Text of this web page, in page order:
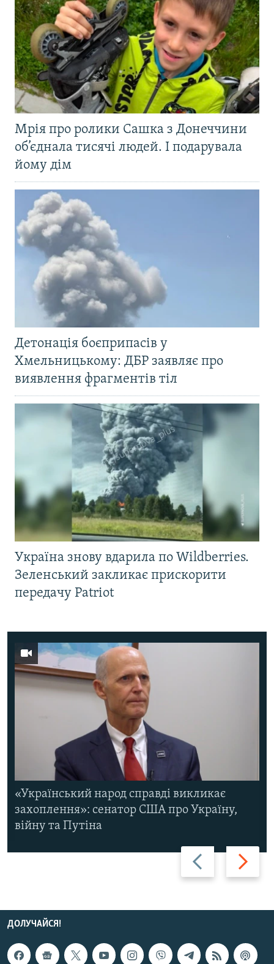
Мрія про ролики Сашка з Донеччини
об’єднала тисячі людей. І подарувала
йому дім
Детонація боєприпасів у
Хмельницькому: ДБР заявляє про
виявлення фрагментів тіл
Україна знову вдарила по Wildberries.
Зеленський закликає прискорити
передачу Patriot
Назад Вперед
«Український народ справді викликає
захоплення»: сенатор США про Україну,
війну та Путіна
ДОЛУЧАЙСЯ!